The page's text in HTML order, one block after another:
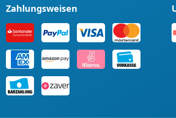
Zahlungsweisen